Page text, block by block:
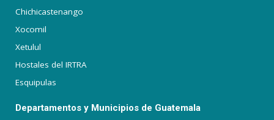
Chichicastenango
Xocomil
Xetulul
Hostales del IRTRA
Esquipulas
Departamentos y Municipios de Guatemala